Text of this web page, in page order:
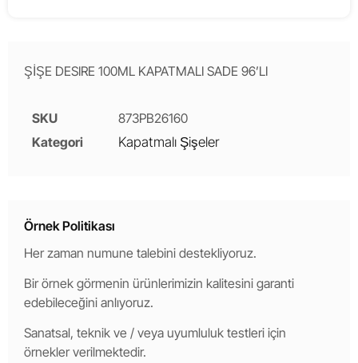
ŞİŞE DESIRE 100ML KAPATMALI SADE 96’LI
SKU
873PB26160
Kategori
Kapatmalı Şişeler
Örnek Politikası
Her zaman numune talebini destekliyoruz.
Bir örnek görmenin ürünlerimizin kalitesini garanti
edebileceğini anlıyoruz.
Sanatsal, teknik ve / veya uyumluluk testleri için
örnekler verilmektedir.